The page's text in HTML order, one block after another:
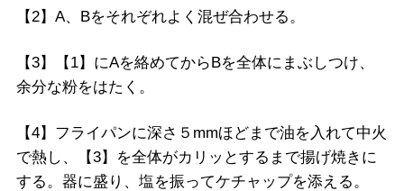
【2】A、Bをそれぞれよく混ぜ合わせる。
【3】【1】にAを絡めてからBを全体にまぶしつけ、
余分な粉をはたく。
【4】フライパンに深さ５mmほどまで油を入れて中火
で熱し、【3】を全体がカリッとするまで揚げ焼きに
する。器に盛り、塩を振ってケチャップを添える。